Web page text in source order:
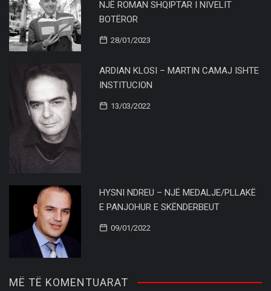
NJË ROMAN SHQIPTAR I NIVELIT
BOTËROR
28/01/2023
ARDIAN KLOSI – MARTIN CAMAJ ISHTE
INSTITUCION
13/03/2022
HYSNI NDREU – NJË MEDALJE/PLLAKË
E PANJOHUR E SKËNDERBEUT
09/01/2022
MË TË KOMENTUARAT